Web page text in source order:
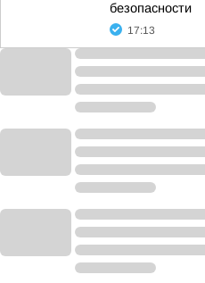
безопасности
17:13